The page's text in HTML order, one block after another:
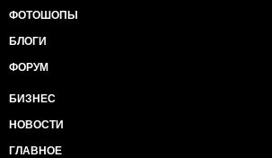
ФОТОШОПЫ
БЛОГИ
ФОРУМ
БИЗНЕС
НОВОСТИ
ГЛАВНОЕ